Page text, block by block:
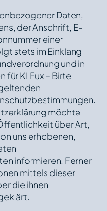
Daten,
der Anschrift, E-
einer
stets im Einklang
und in
für KI Fux – Birte
möchte
über Art,
uns erhobenen,
informieren. Ferner
mittels dieser
die ihnen